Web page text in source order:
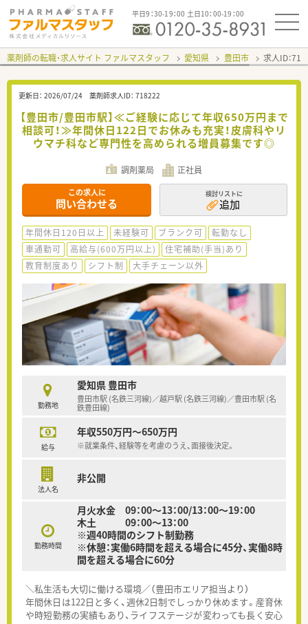
平日9：30-19：00 土日10：00-19：00
薬剤師の転職・求人サイト ファルマスタッフ 愛知県 豊田市 求人ID：
更新日： 2026/07/24 薬剤師求人ID： 718222
【豊田市/豊田市駅】≪ご経験に応じて年収650万円まで
相談可！≫年間休日122日でお休みも充実！皮膚科やリ
ウマチ科など専門性を高められる増員募集です◎
調剤薬局 正社員
この求人に
問い合わせる
検討リストに
追加
年間休日120日以上 未経験可 ブランク可
転勤なし
車通勤可
高給与(600万円以上)
住宅補助(手当)あり
教育制度あり
シフト制 大手チェーン以外
勤務地
愛知県 豊田市
豊田市駅 (名鉄三河線)／越戸駅 (名鉄三河線)／豊田市駅 (名
鉄豊田線)
給与
年収550万円～650万円
※就業条件、経験等を考慮のうえ、面接後決定。
法人名
非公開
勤務時間
月火水金 09：00～13：00/13：00～19：00
木土 09：00～13：00
※週40時間のシフト制勤務
※休憩：実働6時間を超える場合に45分、実働8時
間を超える場合に60分
＼私生活も大切に働ける環境／（豊田市エリア担当より）
年間休日は122日と多く、週休2日制でしっかり休めます。産育休
や時短勤務の実績もあり、ライフステージが変わっても長く安心